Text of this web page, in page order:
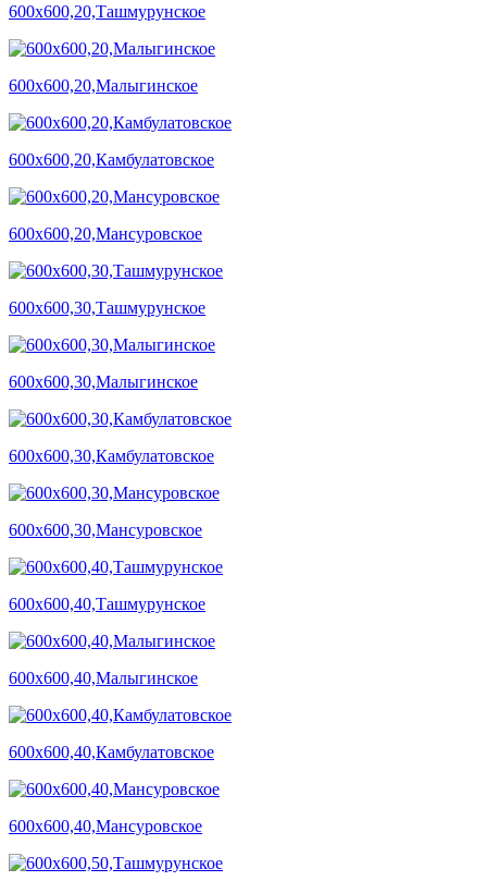
600х600,20,Ташмурунское
600х600,20,Малыгинское
600х600,20,Камбулатовское
600х600,20,Мансуровское
600х600,30,Ташмурунское
600х600,30,Малыгинское
600х600,30,Камбулатовское
600х600,30,Мансуровское
600х600,40,Ташмурунское
600х600,40,Малыгинское
600х600,40,Камбулатовское
600х600,40,Мансуровское